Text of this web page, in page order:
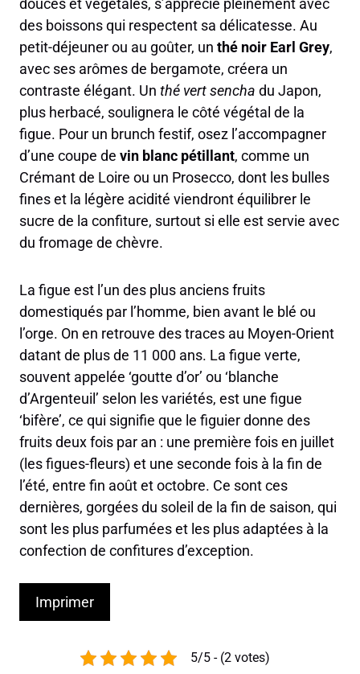
douces et végétales, s’apprécie pleinement avec
des boissons qui respectent sa délicatesse. Au
petit-déjeuner ou au goûter, un thé noir Earl Grey,
avec ses arômes de bergamote, créera un
contraste élégant. Un thé vert sencha du Japon,
plus herbacé, soulignera le côté végétal de la
figue. Pour un brunch festif, osez l’accompagner
d’une coupe de vin blanc pétillant, comme un
Crémant de Loire ou un Prosecco, dont les bulles
fines et la légère acidité viendront équilibrer le
sucre de la confiture, surtout si elle est servie avec
du fromage de chèvre.
La figue est l’un des plus anciens fruits
domestiqués par l’homme, bien avant le blé ou
l’orge. On en retrouve des traces au Moyen-Orient
datant de plus de 11 000 ans. La figue verte,
souvent appelée ‘goutte d’or’ ou ‘blanche
d’Argenteuil’ selon les variétés, est une figue
‘bifère’, ce qui signifie que le figuier donne des
fruits deux fois par an : une première fois en juillet
(les figues-fleurs) et une seconde fois à la fin de
l’été, entre fin août et octobre. Ce sont ces
dernières, gorgées du soleil de la fin de saison, qui
sont les plus parfumées et les plus adaptées à la
confection de confitures d’exception.
Imprimer
5/5 - (2 votes)